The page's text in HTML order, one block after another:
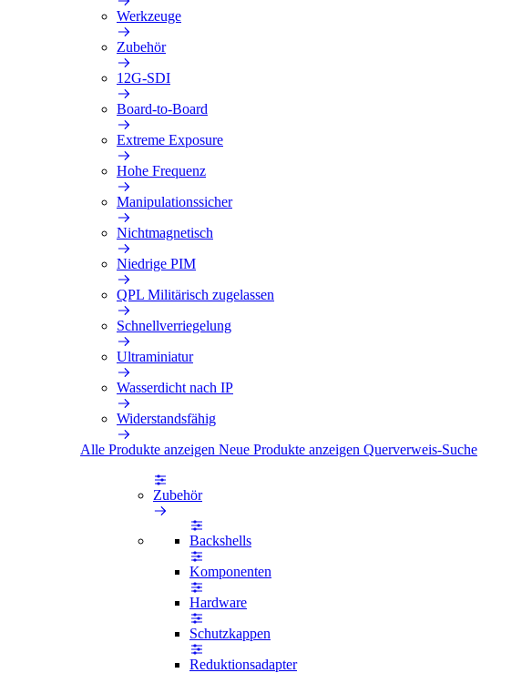
Werkzeuge
Zubehör
12G-SDI
Board-to-Board
Extreme Exposure
Hohe Frequenz
Manipulationssicher
Nichtmagnetisch
Niedrige PIM
QPL Militärisch zugelassen
Schnellverriegelung
Ultraminiatur
Wasserdicht nach IP
Widerstandsfähig
Alle Produkte anzeigen Neue Produkte anzeigen Querverweis-Suche
Zubehör
Backshells
Komponenten
Hardware
Schutzkappen
Reduktionsadapter